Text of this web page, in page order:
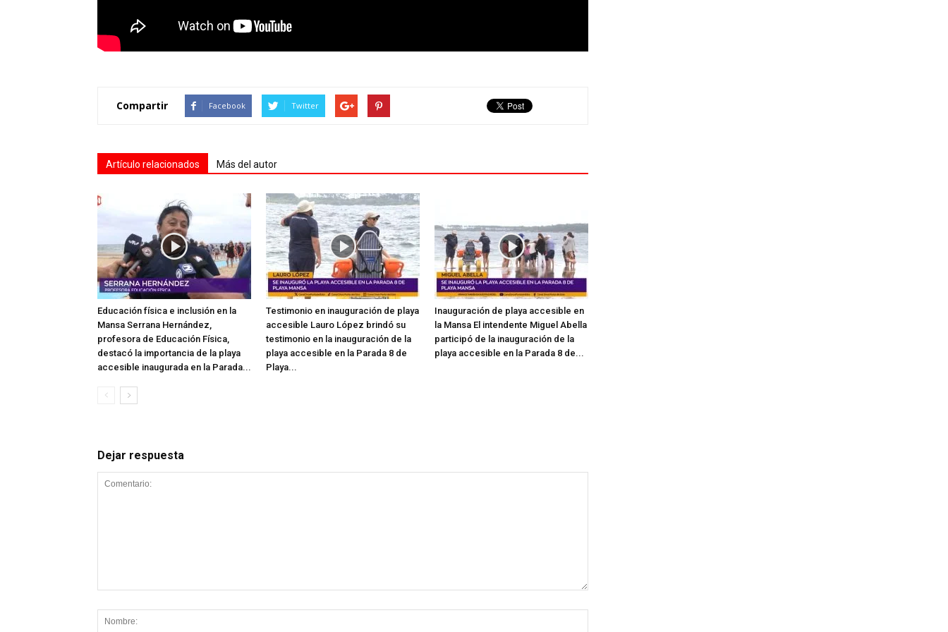
Compartir Facebook Twitter
Artículo relacionados Más del autor
Educación física e inclusión en la
Mansa Serrana Hernández,
profesora de Educación Física,
destacó la importancia de la playa
accesible inaugurada en la Parada...
Testimonio en inauguración de playa
accesible Lauro López brindó su
testimonio en la inauguración de la
playa accesible en la Parada 8 de
Playa...
Inauguración de playa accesible en
la Mansa El intendente Miguel Abella
participó de la inauguración de la
playa accesible en la Parada 8 de...
Dejar respuesta